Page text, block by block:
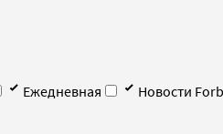
Ежедневная
Новости